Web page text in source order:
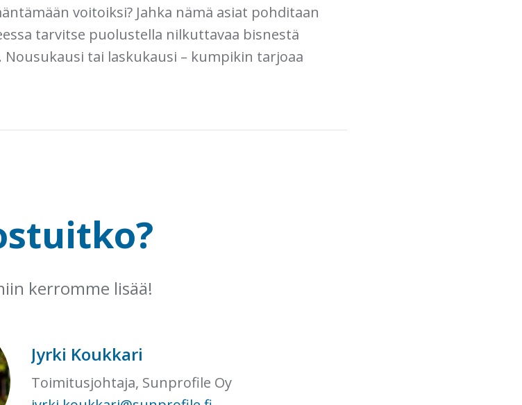
voitoiksi? Jahka nämä asiat pohditaan
tarvitse puolustella nilkuttavaa bisnestä
tai laskukausi – kumpikin tarjoaa
kerromme lisää!
Jyrki Koukkari
Toimitusjohtaja, Sunprofile Oy